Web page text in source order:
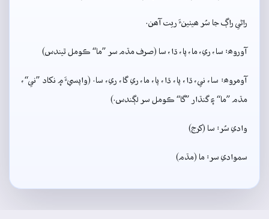
راڻي راڳ جا سُر ھيٺينءَ ريت آھن.
آوروھ: سا، ري، ما، پا، ڌا، سا (صرف مڌم سر ”ما“ ڪومل ٿيندس)
آومروھ: سا، ني، ڌا، پا، ڌا، پا، ما، ري گا، ري، سا. (واپسيءَ ۾ نکاد ”ني“،
مڌم ”ما“ ۽ گنڌار ”گا“ ڪومل سر لڳندس.)
وادي سُر: سا (کرج)
سموادي سر: ما (مڌم)